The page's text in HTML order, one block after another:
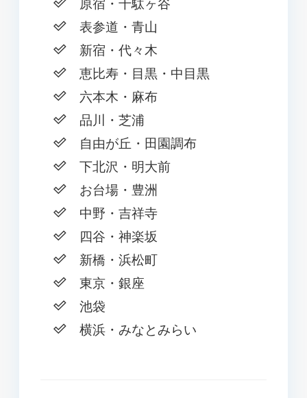
原宿・千駄ヶ谷
表参道・青山
新宿・代々木
恵比寿・目黒・中目黒
六本木・麻布
品川・芝浦
自由が丘・田園調布
下北沢・明大前
お台場・豊洲
中野・吉祥寺
四谷・神楽坂
新橋・浜松町
東京・銀座
池袋
横浜・みなとみらい